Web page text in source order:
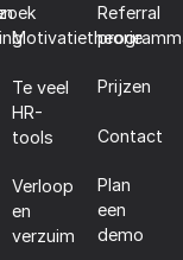
Motivatietheorie
Te veel
HR-
tools
Verloop
en
verzuim
Referral
Prijzen
Contact
Plan
een
demo